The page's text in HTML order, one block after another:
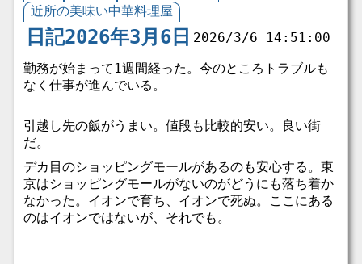
近所の美味い中華料理屋
日記2026年3月6日 2026/3/6 14:51:00
勤務が始まって1週間経った。今のところトラブルも
なく仕事が進んでいる。
引越し先の飯がうまい。値段も比較的安い。良い街
だ。
デカ目のショッピングモールがあるのも安心する。東
京はショッピングモールがないのがどうにも落ち着か
なかった。イオンで育ち、イオンで死ぬ。ここにある
のはイオンではないが、それでも。